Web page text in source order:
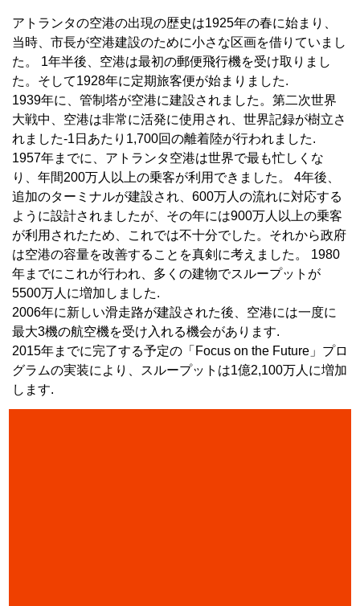
アトランタの空港の出現の歴史は1925年の春に始まり、
当時、市長が空港建設のために小さな区画を借りていまし
た。 1年半後、空港は最初の郵便飛行機を受け取りまし
た。そして1928年に定期旅客便が始まりました.
1939年に、管制塔が空港に建設されました。第二次世界
大戦中、空港は非常に活発に使用され、世界記録が樹立さ
れました-1日あたり1,700回の離着陸が行われました.
1957年までに、アトランタ空港は世界で最も忙しくな
り、年間200万人以上の乗客が利用できました。 4年後、
追加のターミナルが建設され、600万人の流れに対応する
ように設計されましたが、その年には900万人以上の乗客
が利用されたため、これでは不十分でした。それから政府
は空港の容量を改善することを真剣に考えました。 1980
年までにこれが行われ、多くの建物でスループットが
5500万人に増加しました.
2006年に新しい滑走路が建設された後、空港には一度に
最大3機の航空機を受け入れる機会があります.
2015年までに完了する予定の「Focus on the Future」プロ
グラムの実装により、スループットは1億2,100万人に増加
します.